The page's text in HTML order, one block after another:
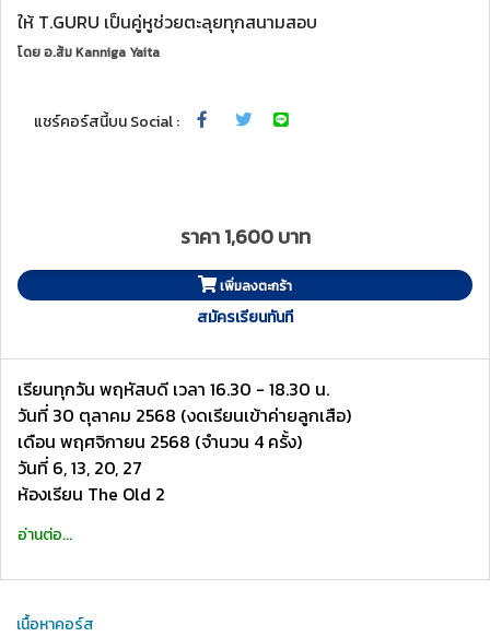
ให้ T.GURU เป็นคู่หูช่วยตะลุยทุกสนามสอบ
โดยอ.ส้ม Kanniga Yaita
แชร์คอร์สนี้บน Social :
ราคา 1,600 บาท
เพิ่มลงตะกร้า
สมัครเรียนทันที
เรียนทุกวัน พฤหัสบดี เวลา 16.30 - 18.30 น.
วันที่ 30 ตุลาคม 2568 (งดเรียนเข้าค่ายลูกเสือ)
เดือน พฤศจิกายน 2568 (จำนวน 4 ครั้ง)
วันที่ 6, 13, 20, 27
ห้องเรียน The Old 2
อ่านต่อ...
เนื้อหาคอร์ส